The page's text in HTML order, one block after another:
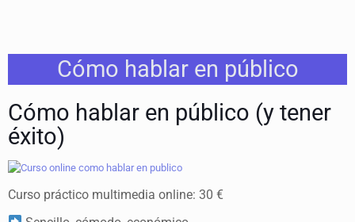
Cómo hablar en público
Cómo hablar en público (y tener
éxito)
Curso práctico multimedia online: 30 €